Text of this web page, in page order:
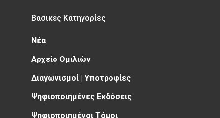
Βασικές Κατηγορίες
Νέα
Αρχείο Ομιλιών
Διαγωνισμοί | Υποτροφίες
Ψηφιοποιημένες Εκδόσεις
Ψηφιοποιημένοι Τόμοι